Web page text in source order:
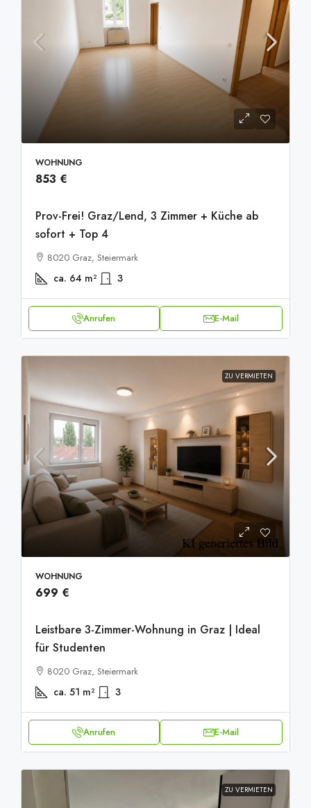
20251001_093439922_iOS
WOHNUNG
853 €
Prov-Frei! Graz/Lend, 3 Zimmer + Küche ab
sofort + Top 4
8020 Graz, Steiermark
ca. 64 m² 3
Anrufen E-Mail
ZU VERMIETEN
WOHNUNG
699 €
Leistbare 3-Zimmer-Wohnung in Graz | Ideal
für Studenten
8020 Graz, Steiermark
ca. 51 m² 3
Anrufen E-Mail
ZU VERMIETEN